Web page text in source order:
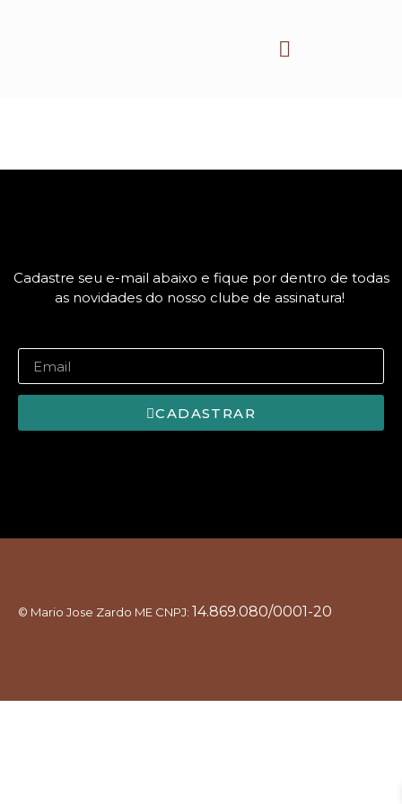
Header Logo Center
Cadastre seu e-mail abaixo e fique por dentro de todas
as novidades do nosso clube de assinatura!
CADASTRAR
© Mario Jose Zardo ME CNPJ: 14.869.080/0001-20